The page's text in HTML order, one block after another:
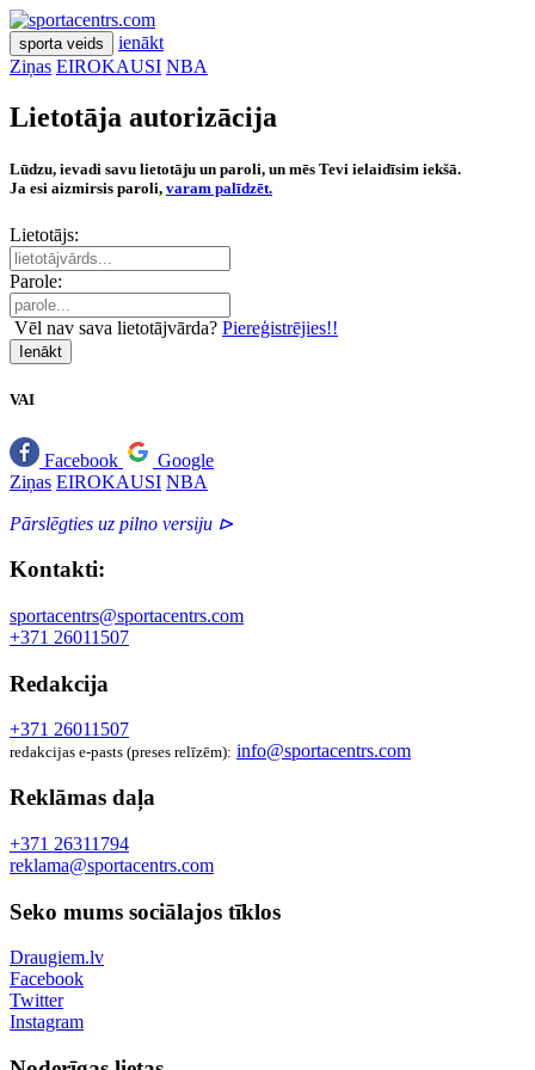
sporta veids
ienākt
Ziņas EIROKAUSI NBA
Lietotāja autorizācija
Lūdzu, ievadi savu lietotāju un paroli, un mēs Tevi ielaidīsim iekšā.
Ja esi aizmirsis paroli, varam palīdzēt.
Lietotājs:
Parole:
Vēl nav sava lietotājvārda? Piereģistrējies!!
Ienākt
VAI
Facebook
Google
Ziņas EIROKAUSI NBA
Pārslēgties uz pilno versiju ⊳
Kontakti:
sportacentrs@sportacentrs.com
+371 26011507
Redakcija
+371 26011507
redakcijas e-pasts (preses relīzēm): info@sportacentrs.com
Reklāmas daļa
+371 26311794
reklama@sportacentrs.com
Seko mums sociālajos tīklos
Draugiem.lv
Facebook
Twitter
Instagram